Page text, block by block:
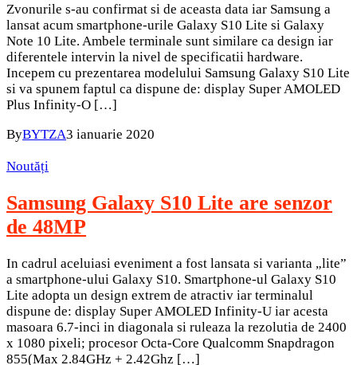
Zvonurile s-au confirmat si de aceasta data iar Samsung a
lansat acum smartphone-urile Galaxy S10 Lite si Galaxy
Note 10 Lite. Ambele terminale sunt similare ca design iar
diferentele intervin la nivel de specificatii hardware.
Incepem cu prezentarea modelului Samsung Galaxy S10 Lite
si va spunem faptul ca dispune de: display Super AMOLED
Plus Infinity-O […]
ByBYTZA3 ianuarie 2020
Noutăți
Samsung Galaxy S10 Lite are senzor
de 48MP
In cadrul aceluiasi eveniment a fost lansata si varianta „lite”
a smartphone-ului Galaxy S10. Smartphone-ul Galaxy S10
Lite adopta un design extrem de atractiv iar terminalul
dispune de: display Super AMOLED Infinity-U iar acesta
masoara 6.7-inci in diagonala si ruleaza la rezolutia de 2400
x 1080 pixeli; procesor Octa-Core Qualcomm Snapdragon
855(Max 2.84GHz + 2.42Ghz […]